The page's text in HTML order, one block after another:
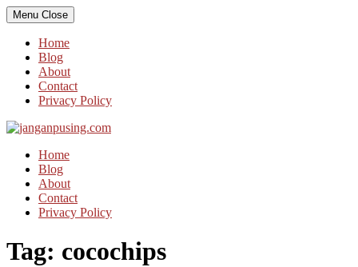
Skip
to
content
Menu Close
Home
Blog
About
Contact
Privacy Policy
Home
Blog
About
Contact
Privacy Policy
Tag: cocochips